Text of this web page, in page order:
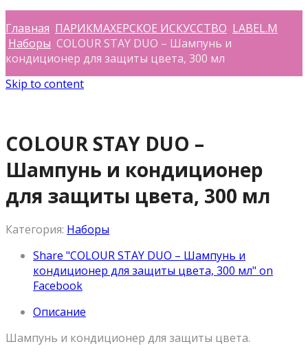
Главная ПАРИКМАХЕРСКОЕ ИСКУССТВО LABEL.M
Наборы COLOUR STAY DUO – Шампунь и
кондиционер для защиты цвета, 300 мл
Skip to content
COLOUR STAY DUO –
Шампунь и кондиционер
для защиты цвета, 300 мл
Категория: Наборы
Share "COLOUR STAY DUO – Шампунь и
кондиционер для защиты цвета, 300 мл" on
Facebook
Описание
Шампунь и кондиционер для защиты цвета.